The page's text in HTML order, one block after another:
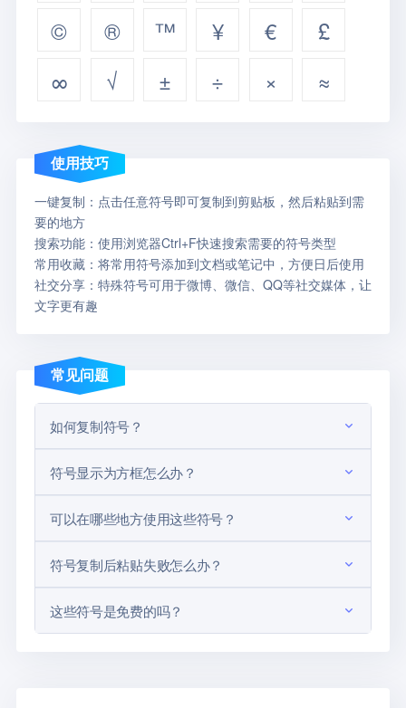
©
® ™ ¥ €
£
∞
√ ± ÷ × ≈
使用技巧
一键复制： 点击任意符号即可复制到剪贴板，然后粘贴到需
要的地方
搜索功能： 使用浏览器Ctrl+F快速搜索需要的符号类型
常用收藏： 将常用符号添加到文档或笔记中，方便日后使用
社交分享： 特殊符号可用于微博、微信、QQ等社交媒体，让
文字更有趣
常见问题
如何复制符号？
符号显示为方框怎么办？
可以在哪些地方使用这些符号？
符号复制后粘贴失败怎么办？
这些符号是免费的吗？